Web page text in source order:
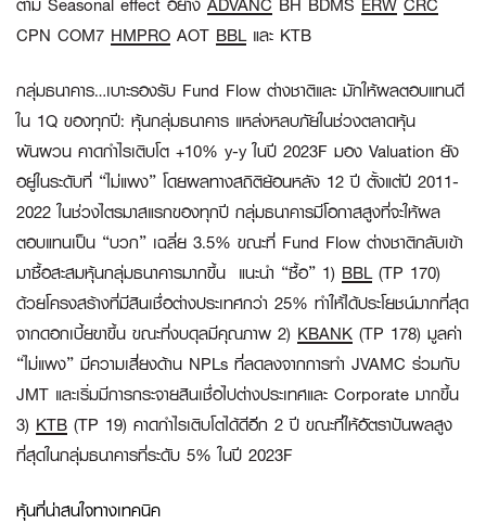
CPN COM7 HMPRO AOT BBLและ KTB
กลุ่มธนาคาร…เบาะรองรับ Fund Flow ต่างชาติและ มักให้ผลตอบแทนดี
ใน 1Q ของทุกปี: หุ้นกลุ่มธนาคาร แหล่งหลบภัยในช่วงตลาดหุ้น
ผันผวน คาดกำไรเติบโต +10% y-y ในปี 2023F มอง Valuation ยัง
อยู่ในระดับที่ “ไม่แพง” โดยผลทางสถิติย้อนหลัง 12 ปี ตั้งแต่ปี 2011-
2022 ในช่วงไตรมาสแรกของทุกปี กลุ่มธนาคารมีโอกาสสูงที่จะให้ผล
ตอบแทนเป็น “บวก” เฉลี่ย 3.5% ขณะที่ Fund Flow ต่างชาติกลับเข้า
มาซื้อสะสมหุ้นกลุ่มธนาคารมากขึ้น แนะนำ “ซื้อ” 1) BBL(TP 170)
ด้วยโครงสร้างที่มีสินเชื่อต่างประเทศกว่า 25% ทำให้ได้ประโยชน์มากที่สุด
จากดอกเบี้ยขาขึ้น ขณะที่งบดุลมีคุณภาพ 2) KBANK (TP 178) มูลค่า
“ไม่แพง” มีความเสี่ยงด้าน NPLs ที่ลดลงจากการทำ JVAMC ร่วมกับ
JMT และเริ่มมีการกระจายสินเชื่อไปต่างประเทศและ Corporate มากขึ้น
3) KTB (TP 19) คาดกำไรเติบโตได้ดีอีก 2 ปี ขณะที่ให้อัตราปันผลสูง
ที่สุดในกลุ่มธนาคารที่ระดับ 5% ในปี 2023F
หุ้นที่น่าสนใจทางเทคนิค